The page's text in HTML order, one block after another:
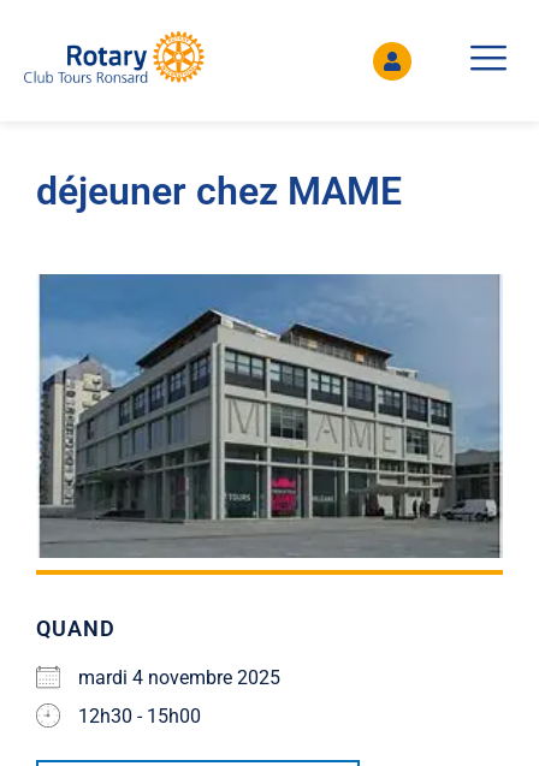
déjeuner chez MAME
QUAND
mardi 4 novembre 2025
12h30 - 15h00